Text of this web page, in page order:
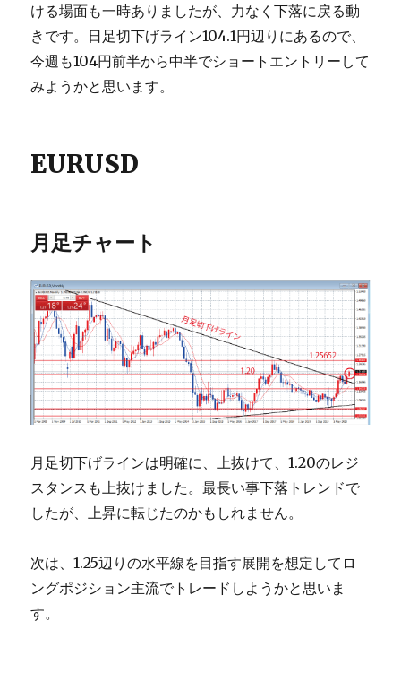
ける場面も一時ありましたが、力なく下落に戻る動
きです。日足切下げライン104.1円辺りにあるので、
今週も104円前半から中半でショートエントリーして
みようかと思います。
EURUSD
月足チャート
月足切下げラインは明確に、上抜けて、1.20のレジ
スタンスも上抜けました。最長い事下落トレンドで
したが、上昇に転じたのかもしれません。
次は、1.25辺りの水平線を目指す展開を想定してロ
ングポジション主流でトレードしようかと思いま
す。